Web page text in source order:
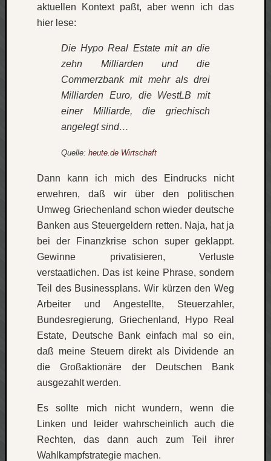
aktuellen Kontext paßt, aber wenn ich das
hier lese:
Die Hypo Real Estate mit an die
zehn Milliarden und die
Commerzbank mit mehr als drei
Milliarden Euro, die WestLB mit
einer Milliarde, die griechisch
angelegt sind…
Quelle: heute.de Wirtschaft
Dann kann ich mich des Eindrucks nicht
erwehren, daß wir über den politischen
Umweg Griechenland schon wieder deutsche
Banken aus Steuergeldern retten. Naja, hat ja
bei der Finanzkrise schon super geklappt.
Gewinne privatisieren, Verluste
verstaatlichen. Das ist keine Phrase, sondern
Teil des Businessplans. Wir kürzen den Weg
Arbeiter und Angestellte, Steuerzahler,
Bundesregierung, Griechenland, Hypo Real
Estate, Deutsche Bank einfach mal so ein,
daß meine Steuern direkt als Dividende an
die Großaktionäre der Deutschen Bank
ausgezahlt werden.
Es sollte mich nicht wundern, wenn die
Linken und leider wahrscheinlich auch die
Rechten, das dann auch zum Teil ihrer
Wahlkampfstrategie machen.